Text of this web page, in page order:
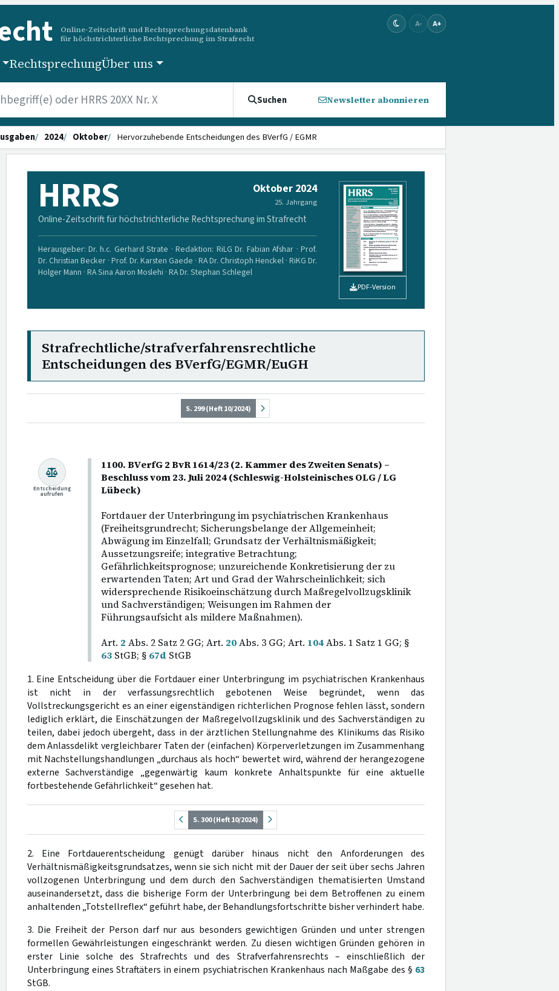
Online-Zeitschrift und Rechtsprechungsdatenbank
für höchstrichterliche Rechtsprechung im Strafrecht
A- A+
RechtsprechungÜber uns
Suchen Newsletter abonnieren
2024 Oktober Hervorzuhebende Entscheidungen des BVerfG / EGMR
HRRS Oktober 2024
25. Jahrgang
Online-Zeitschrift für höchstrichterliche Rechtsprechung im Strafrecht
Herausgeber: Dr. h.c. Gerhard Strate · Redaktion: RiLG Dr. Fabian Afshar · Prof.
Dr. Christian Becker · Prof. Dr. Karsten Gaede · RA Dr. Christoph Henckel · RiKG Dr.
Holger Mann · RA Sina Aaron Moslehi · RA Dr. Stephan Schlegel
PDF-Version
Strafrechtliche/strafverfahrensrechtliche
Entscheidungen des BVerfG/EGMR/EuGH
S. 299 (Heft 10/2024)
1100. BVerfG 2 BvR 1614/23 (2. Kammer des Zweiten Senats) –
Beschluss vom 23. Juli 2024 (Schleswig-Holsteinisches OLG / LG
Lübeck)
Fortdauer der Unterbringung im psychiatrischen Krankenhaus
(Freiheitsgrundrecht; Sicherungsbelange der Allgemeinheit;
Abwägung im Einzelfall; Grundsatz der Verhältnismäßigkeit;
Aussetzungsreife; integrative Betrachtung;
Gefährlichkeitsprognose; unzureichende Konkretisierung der zu
erwartenden Taten; Art und Grad der Wahrscheinlichkeit; sich
widersprechende Risikoeinschätzung durch Maßregelvollzugsklinik
und Sachverständigen; Weisungen im Rahmen der
Führungsaufsicht als mildere Maßnahmen).
Art. 2 Abs. 2 Satz 2 GG; Art. 20Abs. 3 GG; Art. 104Abs. 1 Satz 1 GG; §
63StGB; § 67d StGB
Entscheidung
aufrufen
1. Eine Entscheidung über die Fortdauer einer Unterbringung im psychiatrischen Krankenhaus
ist nicht in der verfassungsrechtlich gebotenen Weise begründet, wenn das
Vollstreckungsgericht es an einer eigenständigen richterlichen Prognose fehlen lässt, sondern
lediglich erklärt, die Einschätzungen der Maßregelvollzugsklinik und des Sachverständigen zu
teilen, dabei jedoch übergeht, dass in der ärztlichen Stellungnahme des Klinikums das Risiko
dem Anlassdelikt vergleichbarer Taten der (einfachen) Körperverletzungen im Zusammenhang
mit Nachstellungshandlungen „durchaus als hoch“ bewertet wird, während der herangezogene
externe Sachverständige „gegenwärtig kaum konkrete Anhaltspunkte für eine aktuelle
fortbestehende Gefährlichkeit“ gesehen hat.
S. 300 (Heft 10/2024)
2. Eine Fortdauerentscheidung genügt darüber hinaus nicht den Anforderungen des
Verhältnismäßigkeitsgrundsatzes, wenn sie sich nicht mit der Dauer der seit über sechs Jahren
vollzogenen Unterbringung und dem durch den Sachverständigen thematisierten Umstand
auseinandersetzt, dass die bisherige Form der Unterbringung bei dem Betroffenen zu einem
anhaltenden „Totstellreflex“ geführt habe, der Behandlungsfortschritte bisher verhindert habe.
3. Die Freiheit der Person darf nur aus besonders gewichtigen Gründen und unter strengen
formellen Gewährleistungen eingeschränkt werden. Zu diesen wichtigen Gründen gehören in
erster Linie solche des Strafrechts und des Strafverfahrensrechts – einschließlich der
Unterbringung eines Straftäters in einem psychiatrischen Krankenhaus nach Maßgabe des § 63
StGB.